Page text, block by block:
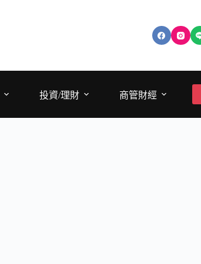
投資/理財 商管財經